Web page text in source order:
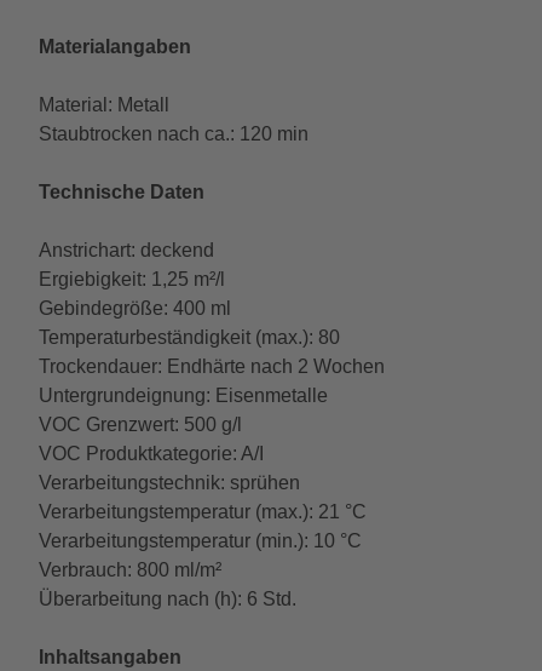
Materialangaben
Material: Metall
Staubtrocken nach ca.: 120 min
Technische Daten
Anstrichart: deckend
Ergiebigkeit: 1,25 m²/l
Gebindegröße: 400 ml
Temperaturbeständigkeit (max.): 80
Trockendauer: Endhärte nach 2 Wochen
Untergrundeignung: Eisenmetalle
VOC Grenzwert: 500 g/l
VOC Produktkategorie: A/I
Verarbeitungstechnik: sprühen
Verarbeitungstemperatur (max.): 21 °C
Verarbeitungstemperatur (min.): 10 °C
Verbrauch: 800 ml/m²
Überarbeitung nach (h): 6 Std.
Inhaltsangaben